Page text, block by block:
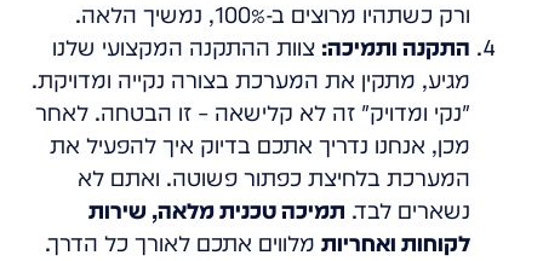
ורק כשתהיו מרוצים ב-100%, נמשיך הלאה.
התקנה ותמיכה: צוות ההתקנה המקצועי שלנו
מגיע, מתקין את המערכת בצורה נקייה ומדויקת.
"נקי ומדויק" זה לא קלישאה – זו הבטחה. לאחר
מכן, אנחנו נדריך אתכם בדיוק איך להפעיל את
המערכת בלחיצת כפתור פשוטה. ואתם לא
נשארים לבד. תמיכה טכנית מלאה, שירות
לקוחות ואחריות מלווים אתכם לאורך כל הדרך.